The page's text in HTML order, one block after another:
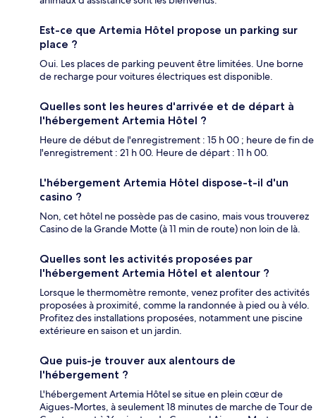
Est-ce que Artemia Hôtel propose un parking sur
place ?
Oui. Les places de parking peuvent être limitées. Une borne
de recharge pour voitures électriques est disponible.
Quelles sont les heures d'arrivée et de départ à
l'hébergement Artemia Hôtel ?
Heure de début de l'enregistrement : 15 h 00 ; heure de fin de
l'enregistrement : 21 h 00. Heure de départ : 11 h 00.
L'hébergement Artemia Hôtel dispose-t-il d'un
casino ?
Non, cet hôtel ne possède pas de casino, mais vous trouverez
Casino de la Grande Motte (à 11 min de route) non loin de là.
Quelles sont les activités proposées par
l'hébergement Artemia Hôtel et alentour ?
Lorsque le thermomètre remonte, venez profiter des activités
proposées à proximité, comme la randonnée à pied ou à vélo.
Profitez des installations proposées, notamment une piscine
extérieure en saison et un jardin.
Que puis-je trouver aux alentours de
l'hébergement ?
L'hébergement Artemia Hôtel se situe en plein cœur de
Aigues-Mortes, à seulement 18 minutes de marche de Tour de